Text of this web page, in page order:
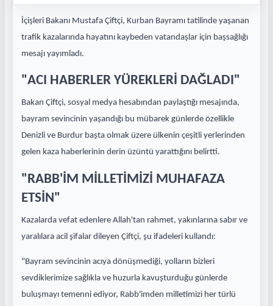
İçişleri Bakanı Mustafa Çiftçi, Kurban Bayramı tatilinde yaşanan
trafik kazalarında hayatını kaybeden vatandaşlar için başsağlığı
mesajı yayımladı.
"ACI HABERLER YÜREKLERİ DAĞLADI"
Bakan Çiftçi, sosyal medya hesabından paylaştığı mesajında,
bayram sevincinin yaşandığı bu mübarek günlerde özellikle
Denizli ve Burdur başta olmak üzere ülkenin çeşitli yerlerinden
gelen kaza haberlerinin derin üzüntü yarattığını belirtti.
"RABB'İM MİLLETİMİZİ MUHAFAZA
ETSİN"
Kazalarda vefat edenlere Allah'tan rahmet, yakınlarına sabır ve
yaralılara acil şifalar dileyen Çiftçi, şu ifadeleri kullandı:
"Bayram sevincinin acıya dönüşmediği, yolların bizleri
sevdiklerimize sağlıkla ve huzurla kavuşturduğu günlerde
buluşmayı temenni ediyor, Rabb'imden milletimizi her türlü